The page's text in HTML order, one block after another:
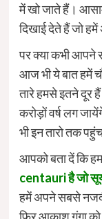
में खो जाते हैं।
दिखाई देते हैं जो
पर क्या कभी आपने
आज भी ये बात हमें
तारे हमसे इतने दूर
करोड़ों वर्ष लग
भी इन तारो तक
आपको बता दें कि
centauri है जो
हमें अपने सबसे